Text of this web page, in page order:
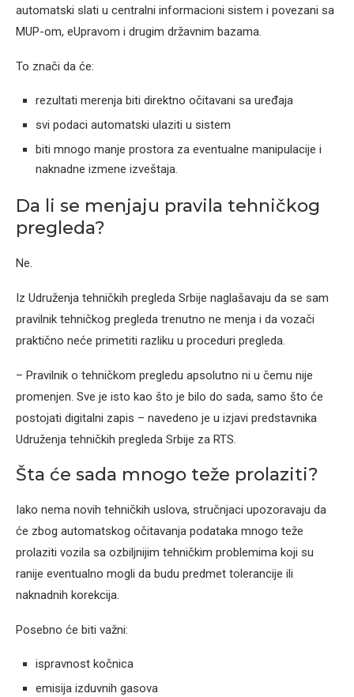
automatski slati u centralni informacioni sistem i povezani sa
MUP-om, eUpravom i drugim državnim bazama.
To znači da će:
rezultati merenja biti direktno očitavani sa uređaja
svi podaci automatski ulaziti u sistem
biti mnogo manje prostora za eventualne manipulacije i
naknadne izmene izveštaja.
Da li se menjaju pravila tehničkog
pregleda?
Ne.
Iz Udruženja tehničkih pregleda Srbije naglašavaju da se sam
pravilnik tehničkog pregleda trenutno ne menja i da vozači
praktično neće primetiti razliku u proceduri pregleda.
– Pravilnik o tehničkom pregledu apsolutno ni u čemu nije
promenjen. Sve je isto kao što je bilo do sada, samo što će
postojati digitalni zapis – navedeno je u izjavi predstavnika
Udruženja tehničkih pregleda Srbije za RTS.
Šta će sada mnogo teže prolaziti?
Iako nema novih tehničkih uslova, stručnjaci upozoravaju da
će zbog automatskog očitavanja podataka mnogo teže
prolaziti vozila sa ozbiljnijim tehničkim problemima koji su
ranije eventualno mogli da budu predmet tolerancije ili
naknadnih korekcija.
Posebno će biti važni:
ispravnost kočnica
emisija izduvnih gasova